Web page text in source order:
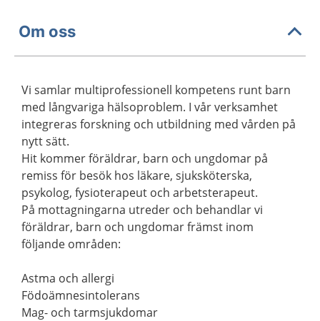
Om oss
Vi samlar multiprofessionell kompetens runt barn
med långvariga hälsoproblem. I vår verksamhet
integreras forskning och utbildning med vården på
nytt sätt.
Hit kommer föräldrar, barn och ungdomar på
remiss för besök hos läkare, sjuksköterska,
psykolog, fysioterapeut och arbetsterapeut.
På mottagningarna utreder och behandlar vi
föräldrar, barn och ungdomar främst inom
följande områden:
Astma och allergi
Födoämnesintolerans
Mag- och tarmsjukdomar